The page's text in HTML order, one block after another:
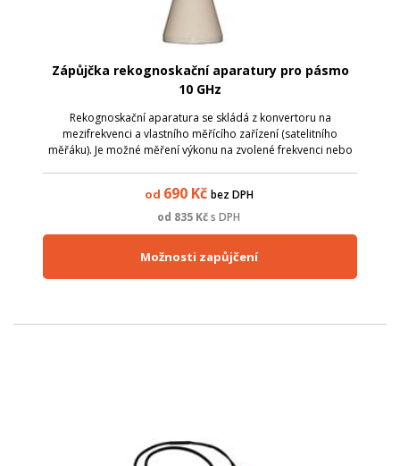
Zápůjčka rekognoskační aparatury pro pásmo
10 GHz
Rekognoskační aparatura se skládá z konvertoru na
mezifrekvenci a vlastního měřícího zařízení (satelitního
měřáku). Je možné měření výkonu na zvolené frekvenci nebo
od 690Kč bez DPH
od 835 Kčs DPH
Možnosti zapůjčení